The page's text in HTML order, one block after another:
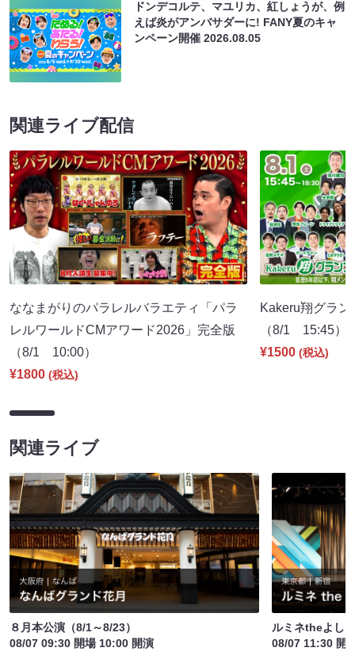
ドンデコルテ、マユリカ、紅しょうが、例
えば炎がアンバサダーに! FANY夏のキャ
ンペーン開催2026.08.05
関連ライブ配信
ななまがりのパラレルバラエティ「パラ
レルワールドCMアワード2026」完全版
（8/1 10:00）
¥1800 (税込)
Kakeru翔グラ
（8/1 15:45）
¥1500 (税込)
関連ライブ
８月本公演（8/1～8/23）
08/07 09:30 開場 10:00 開演
ルミネtheよし
08/07 11:30 開